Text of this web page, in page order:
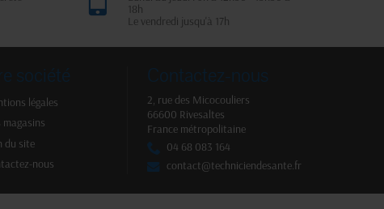
18h
Le vendredi jusqu'à 17h
société
légales
magasins
du site
nous
Contactez-nous
2, rue des Micocouliers
66600 Rivesaltes
France métropolitaine
04 68 083 164
contact@techniciendesante.fr